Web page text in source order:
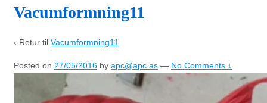
Vacumformning11
‹ Retur til Vacumformning11
Posted on 27/05/2016 by apc@apc.as — No Comments ↓